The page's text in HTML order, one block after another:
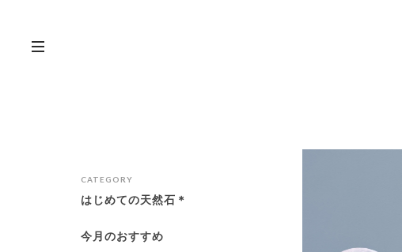
CATEGORY
はじめての天然石＊
今月のおすすめ